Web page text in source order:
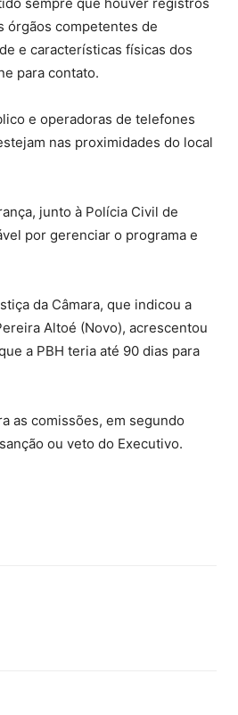
órgãos competentes de
e características físicas dos
para contato.
e operadoras de telefones
nas proximidades do local
junto à Polícia Civil de
por gerenciar o programa e
da Câmara, que indicou a
Altoé (Novo), acrescentou
a PBH teria até 90 dias para
as comissões, em segundo
ou veto do Executivo.